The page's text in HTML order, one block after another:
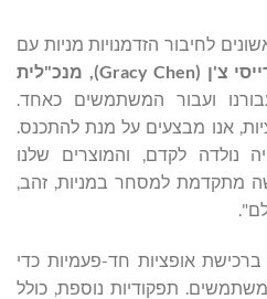
לחיבור הזדמנויות מניות עם
צ'ן (Gracy Chen), מנכ"לית
ועבור המשתמשים כאחד.
אנו מבצעים על מנת להתכנס.
נולדה לקדם, והמוצרים שלנו
מתקדמת למסחר במניות, זהב,
אופציות חד-פעמיות כדי
תפקודיות נוספת, כולל